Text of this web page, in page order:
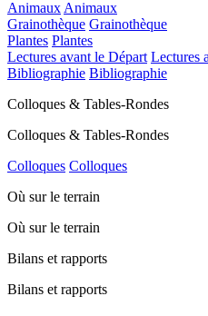
Animaux Animaux
Grainothèque Grainothèque
Plantes Plantes
Lectures avant le Départ Lectures
Bibliographie Bibliographie
Colloques & Tables-Rondes
Colloques & Tables-Rondes
Colloques Colloques
Où sur le terrain
Où sur le terrain
Bilans et rapports
Bilans et rapports